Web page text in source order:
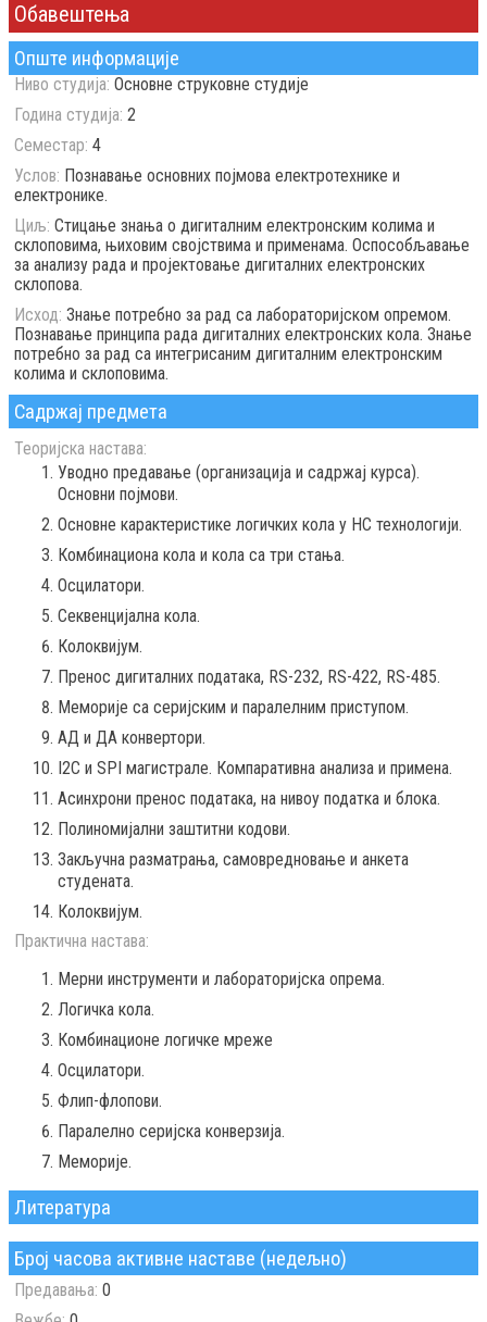
Опште информације
Ниво студија: Основне струковне студије
Година студија: 2
Семестар: 4
Услов: Познавање основних појмова електротехнике и
електронике.
Циљ: Стицање знања о дигиталним електронским колима и
склоповима, њиховим својствима и применама. Оспособљавање
за анализу рада и пројектовање дигиталних електронских
склопова.
Исход: Знање потребно за рад са лабораторијском опремом.
Познавање принципа рада дигиталних електронских кола. Знање
потребно за рад са интегрисаним дигиталним електронским
колима и склоповима.
Садржај предмета
Теоријска настава:
Уводно предавање (организација и садржај курса).
Основни појмови.
Основне карактеристике логичких кола у HC технологији.
Комбинациона кола и кола са три стања.
Осцилатори.
Секвенцијална кола.
Колоквијум.
Пренос дигиталних података, RS-232, RS-422, RS-485.
Меморије са серијским и паралелним приступом.
АД и ДА конвертори.
I2C и SPI магистрале. Компаративна анализа и примена.
Асинхрони пренос података, на нивоу податка и блока.
Полиномијални заштитни кодови.
Закључна разматрања, самовредновање и анкета
студената.
Колоквијум.
Практична настава:
Мерни инструменти и лабораторијска опрема.
Логичка кола.
Комбинационе логичке мреже
Осцилатори.
Флип-флопови.
Паралелно серијска конверзија.
Меморије.
Литература
Број часова активне наставе (недељно)
Предавања: 0
Обавештења